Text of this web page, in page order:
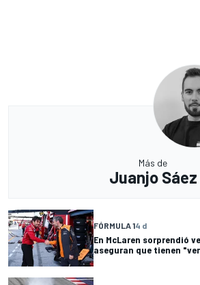
Más de
Juanjo Sáez
FÓRMULA 14 d
En McLaren sorprendió
aseguran que tienen